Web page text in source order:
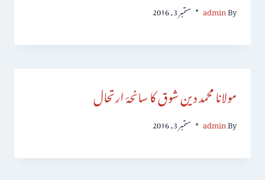
By
admin ستمبر 3, 2016
مولانا محمد دین شوق کا سانحۂ ارتحال
By
admin ستمبر 3, 2016